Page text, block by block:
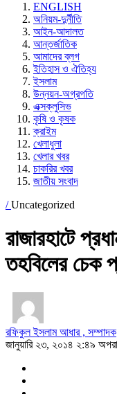
ENGLISH
অনিয়ম-দুর্নীতি
আইন-আদালত
আন্তর্জাতিক
আমাদের ব্লগ
ইতিহাস ও ঐতিহ্য
ইসলাম
উন্নয়ন-অগ্রগতি
এক্সক্লুসিভ
কৃষি ও কৃষক
ক্রাইম
খেলাধুলা
খেলার খবর
চাকরির খবর
জাতীয় সংবাদ
/Uncategorized
রাজারহাটে
তহবিলের চেক
রফিকুল ইসলাম আধার , সম্পাদক
জানুয়ারি ২৩, ২০১৪ ২:৪৯